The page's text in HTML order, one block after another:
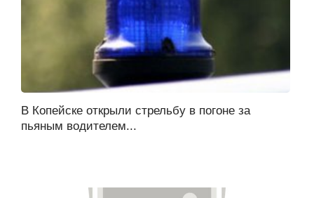
В Копейске открыли стрельбу в погоне за
пьяным водителем...